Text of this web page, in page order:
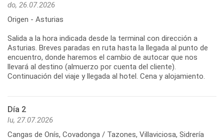
do, 26.07.2026
Origen - Asturias
Salida a la hora indicada desde la terminal con dirección a
Asturias. Breves paradas en ruta hasta la llegada al punto de
encuentro, donde haremos el cambio de autocar que nos
llevará al destino (almuerzo por cuenta del cliente).
Continuación del viaje y llegada al hotel. Cena y alojamiento.
Día 2
lu, 27.07.2026
Cangas de Onís, Covadonga / Tazones, Villaviciosa, Sidrería